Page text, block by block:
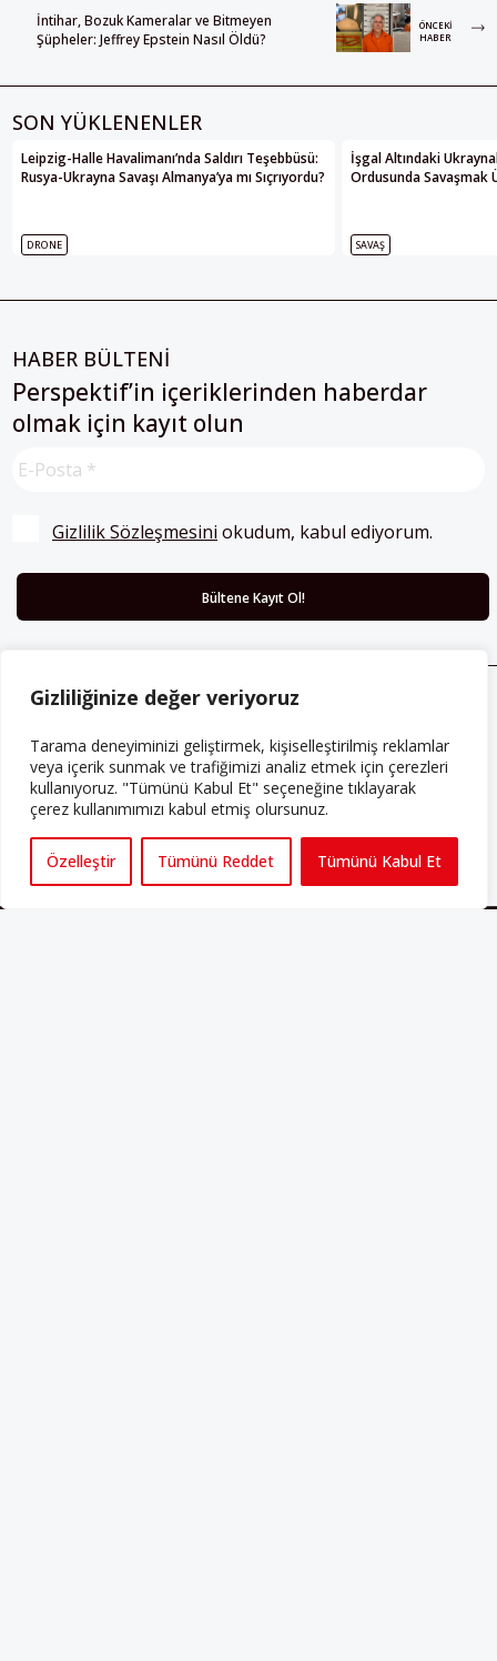
Gizliliğinize değer veriyoruz
Tarama deneyiminizi geliştirmek, kişiselleştirilmiş reklamlar
veya içerik sunmak ve trafiğimizi analiz etmek için çerezleri
kullanıyoruz. "Tümünü Kabul Et" seçeneğine tıklayarak
çerez kullanımımızı kabul etmiş olursunuz.
Özelleştir Tümünü Reddet Tümünü Kabul Et
İntihar, Bozuk Kameralar ve Bitmeyen
Şüpheler: Jeffrey Epstein Nasıl Öldü?
ÖNCEKI
HABER
SON YÜKLENENLER
Leipzig-Halle Havalimanı’nda Saldırı Teşebbüsü:
Rusya-Ukrayna Savaşı Almanya’ya mı Sıçrıyordu?
DRONE
İşgal Altındaki
Ordusunda Savaşmak
SAVAŞ
HABER BÜLTENİ
Perspektif’in içeriklerinden haberdar
olmak için kayıt olun
Gizlilik Sözleşmesini okudum, kabul ediyorum.
Her ay Perspektif dergisini edinmek için
abone olabilirsiniz!
Abonelik